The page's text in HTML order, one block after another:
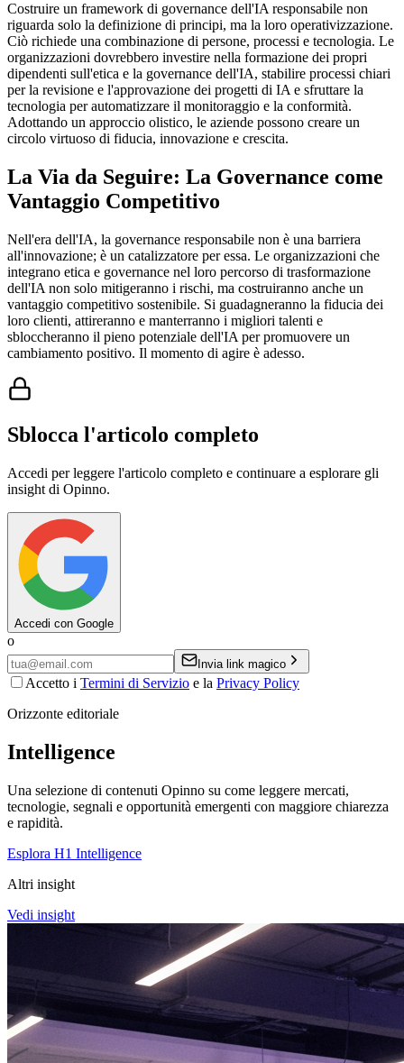
Costruire un framework di governance dell'IA responsabile non
riguarda solo la definizione di principi, ma la loro operativizzazione.
Ciò richiede una combinazione di persone, processi e tecnologia. Le
organizzazioni dovrebbero investire nella formazione dei propri
dipendenti sull'etica e la governance dell'IA, stabilire processi chiari
per la revisione e l'approvazione dei progetti di IA e sfruttare la
tecnologia per automatizzare il monitoraggio e la conformità.
Adottando un approccio olistico, le aziende possono creare un
circolo virtuoso di fiducia, innovazione e crescita.
La Via da Seguire: La Governance come
Vantaggio Competitivo
Nell'era dell'IA, la governance responsabile non è una barriera
all'innovazione; è un catalizzatore per essa. Le organizzazioni che
integrano etica e governance nel loro percorso di trasformazione
dell'IA non solo mitigeranno i rischi, ma costruiranno anche un
vantaggio competitivo sostenibile. Si guadagneranno la fiducia dei
loro clienti, attireranno e manterranno i migliori talenti e
sbloccheranno il pieno potenziale dell'IA per promuovere un
cambiamento positivo. Il momento di agire è adesso.
Sblocca l'articolo completo
Accedi per leggere l'articolo completo e continuare a esplorare gli
insight di Opinno.
Accedi con Google
o
Invia link magico
Accetto i Termini di Servizio e la Privacy Policy
Orizzonte editoriale
Intelligence
Una selezione di contenuti Opinno su come leggere mercati,
tecnologie, segnali e opportunità emergenti con maggiore chiarezza
e rapidità.
Esplora H1 Intelligence
Altri insight
Vedi insight